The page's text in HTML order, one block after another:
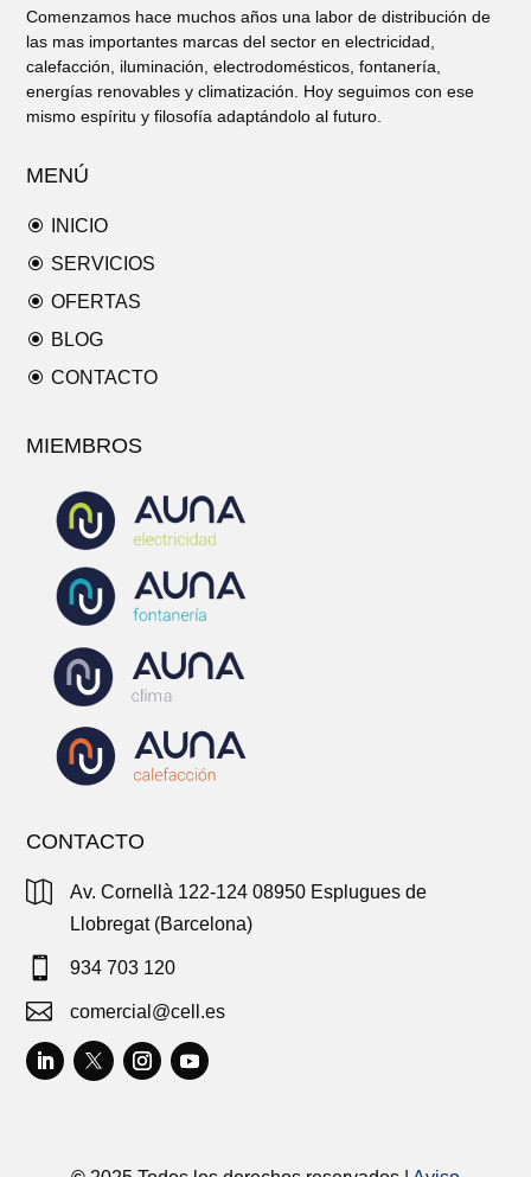
Comenzamos hace muchos años una labor de distribución de
las mas importantes marcas del sector en electricidad,
calefacción, iluminación, electrodomésticos, fontanería,
energías renovables y climatización. Hoy seguimos con ese
mismo espíritu y filosofía adaptándolo al futuro.
MENÚ
\ INICIO
\ SERVICIOS
\ OFERTAS
\ BLOG
\ CONTACTO
MIEMBROS
CONTACTO

Av. Cornellà 122-124 08950 Esplugues de
Llobregat (Barcelona)
 934 703 120
 comercial@cell.es